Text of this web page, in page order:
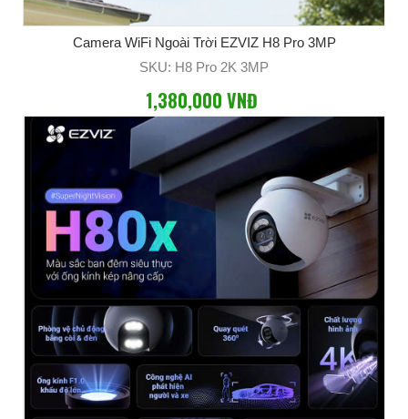
Camera WiFi Ngoài Trời EZVIZ H8 Pro 3MP
SKU: H8 Pro 2K 3MP
1,380,000 VNĐ